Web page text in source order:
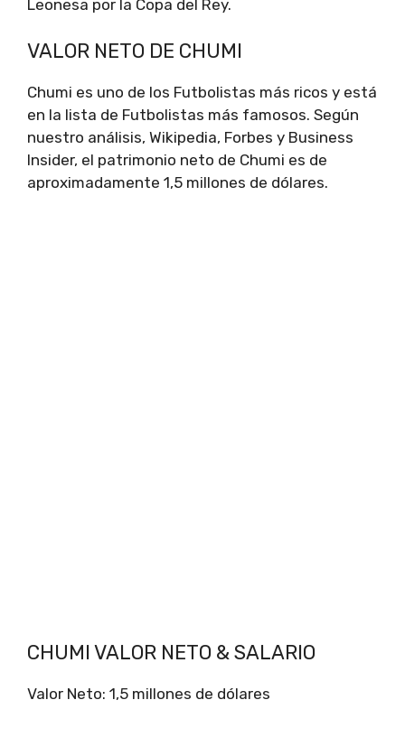
Leonesa por la Copa del Rey.
VALOR NETO DE CHUMI
Chumi es uno de los Futbolistas más ricos y está
en la lista de Futbolistas más famosos. Según
nuestro análisis, Wikipedia, Forbes y Business
Insider, el patrimonio neto de Chumi es de
aproximadamente 1,5 millones de dólares.
CHUMI VALOR NETO & SALARIO
Valor Neto: 1,5 millones de dólares